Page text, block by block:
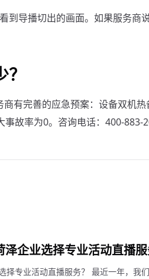
到导播切出的画面。如果服务商
有完善的应急预案：设备双机
故率为0。咨询电话：400-883-
企业选择专业活动直播服
择专业活动直播服务？ 最近一年，我